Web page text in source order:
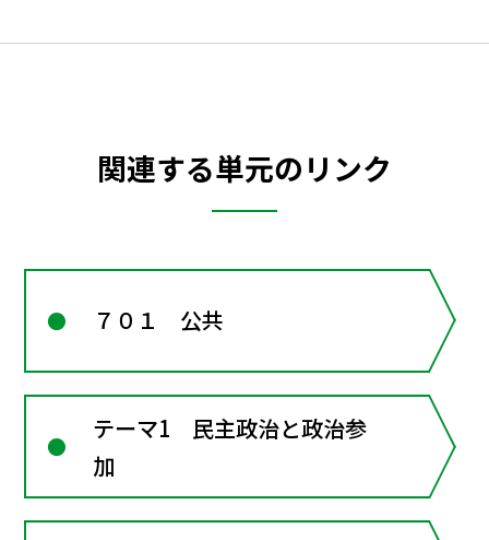
関連する単元のリンク
７０１ 公共
テーマ1 民主政治と政治参
加